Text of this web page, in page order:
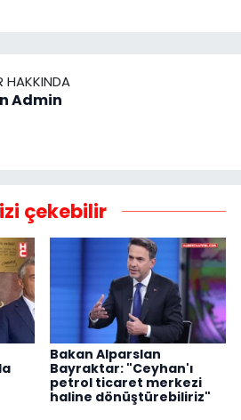
HAKKINDA
Admin
çekebilir
Bakan Alparslan
Bayraktar: "Ceyhan'ı
petrol ticaret merkezi
haline dönüştürebiliriz"